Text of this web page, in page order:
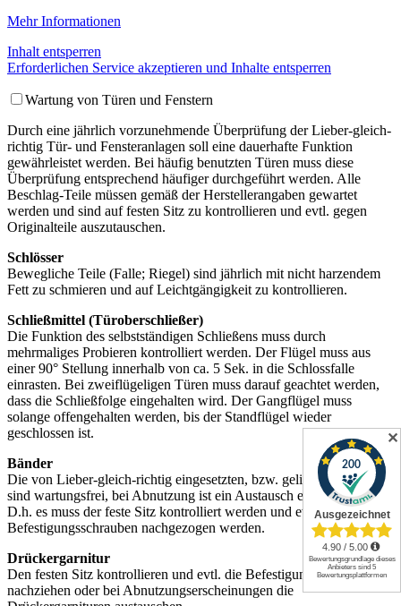
Mehr Informationen
Inhalt entsperren
Erforderlichen Service akzeptieren und Inhalte entsperren
Wartung von Türen und Fenstern
Durch eine jährlich vorzunehmende Überprüfung der Lieber-gleich-
richtig Tür- und Fensteranlagen soll eine dauerhafte Funktion
gewährleistet werden. Bei häufig benutzten Türen muss diese
Überprüfung entsprechend häufiger durchgeführt werden. Alle
Beschlag-Teile müssen gemäß der Herstellerangaben gewartet
werden und sind auf festen Sitz zu kontrollieren und evtl. gegen
Originalteile auszutauschen.
Schlösser
Bewegliche Teile (Falle; Riegel) sind jährlich mit nicht harzendem
Fett zu schmieren und auf Leichtgängigkeit zu kontrollieren.
Schließmittel (Türoberschließer)
Die Funktion des selbstständigen Schließens muss durch
mehrmaliges Probieren kontrolliert werden. Der Flügel muss aus
einer 90° Stellung innerhalb von ca. 5 Sek. in die Schlossfalle
einrasten. Bei zweiflügeligen Türen muss darauf geachtet werden,
dass die Schließfolge eingehalten wird. Der Gangflügel muss
solange offengehalten werden, bis der Standflügel wieder
geschlossen ist.
Bänder
Die von Lieber-gleich-richtig eingesetzten, bzw. gelieferten Bänder
sind wartungsfrei, bei Abnutzung ist ein Austausch erforderlich.
D.h. es muss der feste Sitz kontrolliert werden und evtl. die
Befestigungsschrauben nachgezogen werden.
Drückergarnitur
Den festen Sitz kontrollieren und evtl. die Befestigungsschrauben
nachziehen oder bei Abnutzungserscheinungen die
✕